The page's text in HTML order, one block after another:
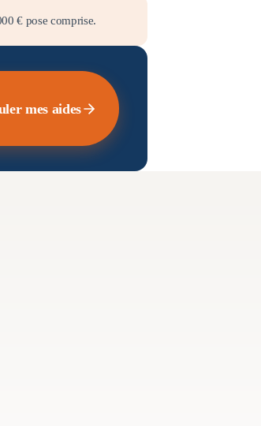
€ pose comprise.
mes aides